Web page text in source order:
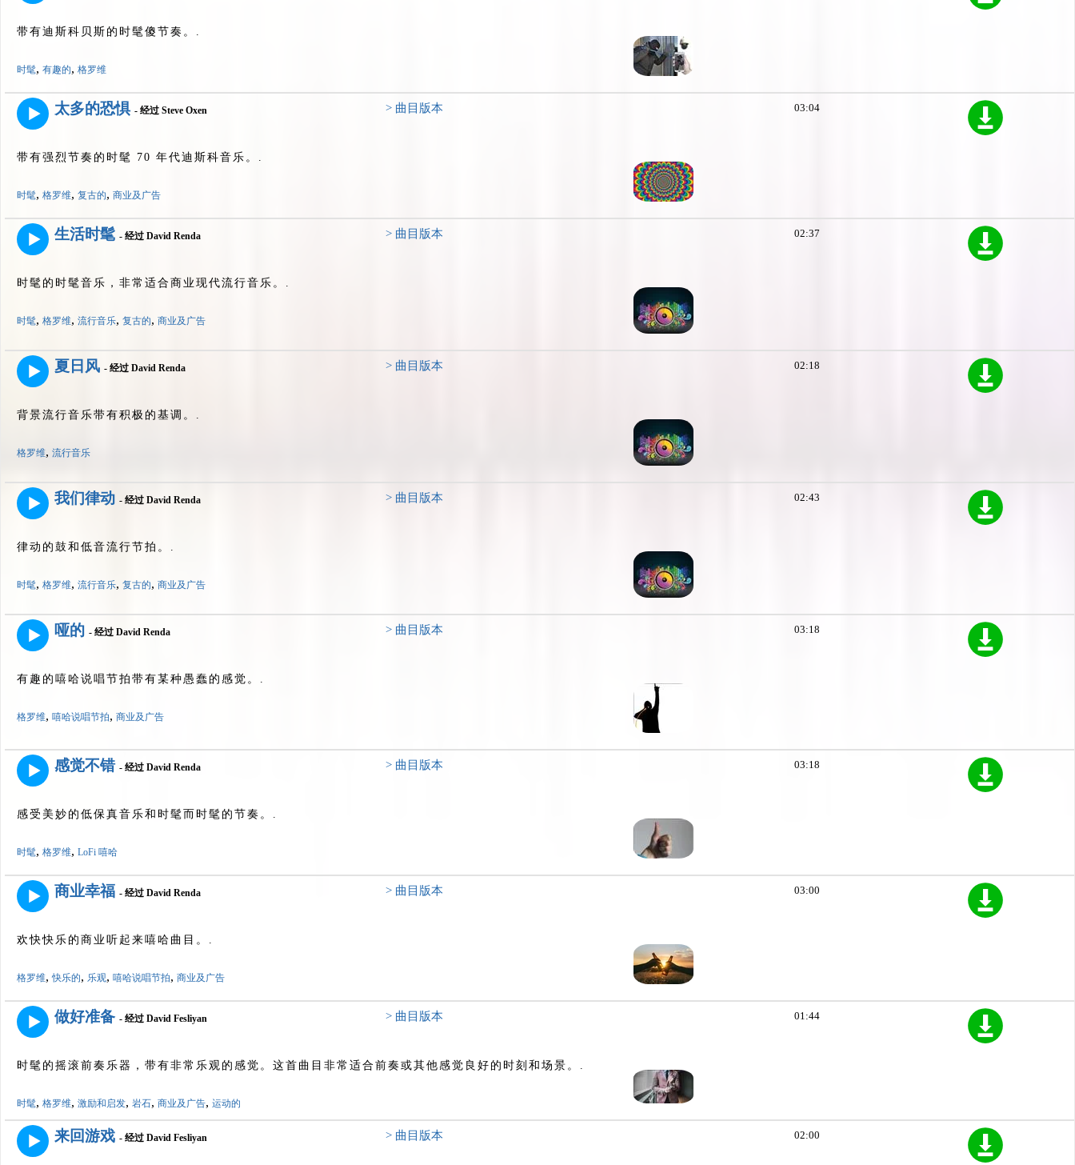
带有迪斯科贝斯的时髦傻节奏。.
时髦, 有趣的, 格罗维
太多的恐惧 - 经过 Steve Oxen > 曲目版本
带有强烈节奏的时髦 70 年代迪斯科音乐。.
时髦, 格罗维, 复古的, 商业及广告
03:04
生活时髦 - 经过 David Renda > 曲目版本
时髦的时髦音乐，非常适合商业现代流行音乐。.
时髦, 格罗维, 流行音乐, 复古的, 商业及广告
02:37
夏日风 - 经过 David Renda > 曲目版本
背景流行音乐带有积极的基调。.
格罗维, 流行音乐
02:18
我们律动 - 经过 David Renda > 曲目版本
律动的鼓和低音流行节拍。.
时髦, 格罗维, 流行音乐, 复古的, 商业及广告
02:43
哑的 - 经过 David Renda > 曲目版本
有趣的嘻哈说唱节拍带有某种愚蠢的感觉。.
格罗维, 嘻哈说唱节拍, 商业及广告
03:18
感觉不错 - 经过 David Renda > 曲目版本
感受美妙的低保真音乐和时髦而时髦的节奏。.
时髦, 格罗维, LoFi 嘻哈
03:18
商业幸福 - 经过 David Renda > 曲目版本
欢快快乐的商业听起来嘻哈曲目。.
格罗维,快乐的, 乐观, 嘻哈说唱节拍, 商业及广告
03:00
做好准备 - 经过 David Fesliyan > 曲目版本
时髦的摇滚前奏乐器，带有非常乐观的感觉。这首曲目非常适合前奏或其他感觉良好的时刻和场景。.
时髦, 格罗维, 激励和启发, 岩石, 商业及广告, 运动的
01:44
来回游戏 - 经过 David Fesliyan > 曲目版本 02:00